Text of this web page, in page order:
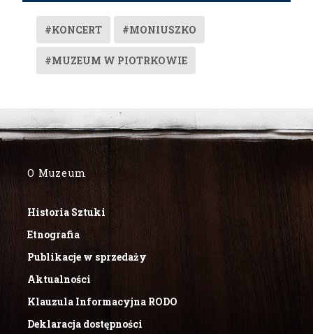
#KONCERT #MONIUSZKO
#MUZEUM W PIOTRKOWIE
O Muzeum
Historia Sztuki
Etnografia
Publikacje w sprzedaży
Aktualności
Klauzula Informacyjna RODO
Deklaracja dostępności